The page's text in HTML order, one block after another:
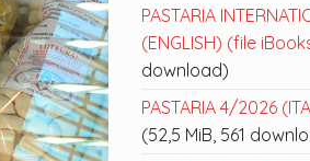
PASTARIA
(ENGLISH) (file
download)
PASTARIA 4/2026
(52,5 MiB, 561